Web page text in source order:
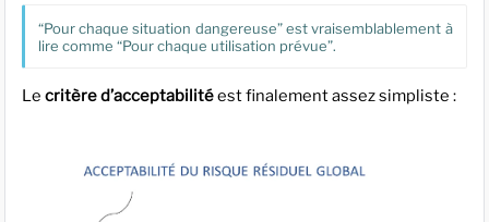
“Pour chaque situation dangereuse” est vraisemblablement à
lire comme “Pour chaque utilisation prévue”.
Le critère d’acceptabilitéest finalement assez simpliste :